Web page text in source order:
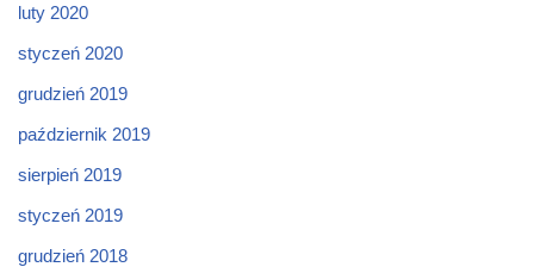
luty 2020
styczeń 2020
grudzień 2019
październik 2019
sierpień 2019
styczeń 2019
grudzień 2018